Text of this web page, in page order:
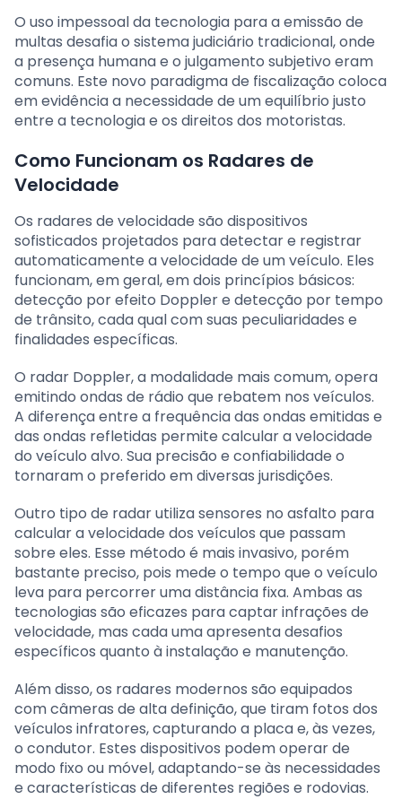
O uso impessoal da tecnologia para a emissão de
multas desafia o sistema judiciário tradicional, onde
a presença humana e o julgamento subjetivo eram
comuns. Este novo paradigma de fiscalização coloca
em evidência a necessidade de um equilíbrio justo
entre a tecnologia e os direitos dos motoristas.
Como Funcionam os Radares de
Velocidade
Os radares de velocidade são dispositivos
sofisticados projetados para detectar e registrar
automaticamente a velocidade de um veículo. Eles
funcionam, em geral, em dois princípios básicos:
detecção por efeito Doppler e detecção por tempo
de trânsito, cada qual com suas peculiaridades e
finalidades específicas.
O radar Doppler, a modalidade mais comum, opera
emitindo ondas de rádio que rebatem nos veículos.
A diferença entre a frequência das ondas emitidas e
das ondas refletidas permite calcular a velocidade
do veículo alvo. Sua precisão e confiabilidade o
tornaram o preferido em diversas jurisdições.
Outro tipo de radar utiliza sensores no asfalto para
calcular a velocidade dos veículos que passam
sobre eles. Esse método é mais invasivo, porém
bastante preciso, pois mede o tempo que o veículo
leva para percorrer uma distância fixa. Ambas as
tecnologias são eficazes para captar infrações de
velocidade, mas cada uma apresenta desafios
específicos quanto à instalação e manutenção.
Além disso, os radares modernos são equipados
com câmeras de alta definição, que tiram fotos dos
veículos infratores, capturando a placa e, às vezes,
o condutor. Estes dispositivos podem operar de
modo fixo ou móvel, adaptando-se às necessidades
e características de diferentes regiões e rodovias.